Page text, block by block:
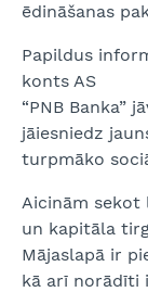
ēdināšanas
Papildus
konts AS
“PNB Banka”
jāiesniedz
turpmāko
Aicinām sekot
un kapitāla
Mājaslapā ir
kā arī norādīti